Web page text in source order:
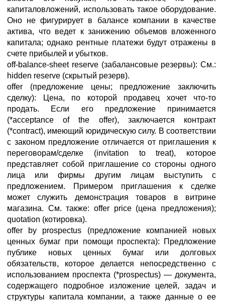
капиталовложений, использовать такое оборудование.
Оно не фигурирует в балансе компании в качестве
актива, что ведет к занижению объемов вложенного
капитала; однако рентные платежи будут отражены в
счете прибылей и убытков.
off-balance-sheet reserve (забалансовые резервы): См.:
hidden reserve (скрытый резерв).
offer (предложение цены; предложение заключить
сделку): Цена, по которой продавец хочет что-то
продать. Если его предложение принимается
(*acceptance of the offer), заключается контракт
(*contract), имеющий юридическую силу. В соответствии
с законом предложение отличается от приглашения к
переговорам/сделке (invitation to treat), которое
представляет собой приглашение со стороны одного
лица или фирмы другим лицам выступить с
предложением. Примером приглашения к сделке
может служить демонстрация товаров в витрине
магазина. См. также: offer price (цена предложения);
quotation (котировка).
offer by prospectus (предложение компанией новых
ценных бумаг при помощи проспекта): Предложение
публике новых ценных бумаг или долговых
обязательств, которое делается непосредственно с
использованием проспекта (*prospectus) — документа,
содержащего подробное изложение целей, задач и
структуры капитала компании, а также данные о ее